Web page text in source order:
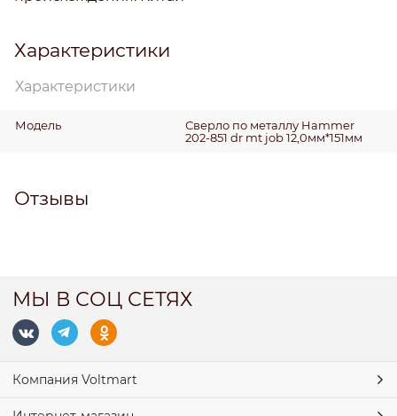
Характеристики
Характеристики
Модель
Сверло по металлу Hammer
202-851 dr mt job 12,0мм*151мм
Отзывы
МЫ В СОЦ СЕТЯХ
Компания Voltmart